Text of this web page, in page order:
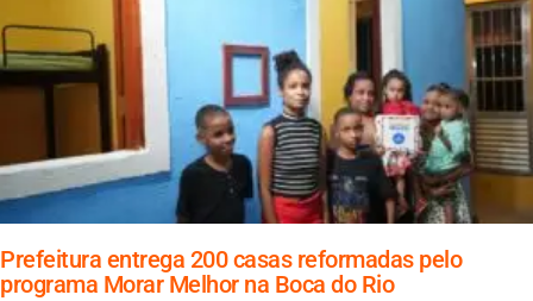
Prefeitura entrega 200 casas reformadas pelo
programa Morar Melhor na Boca do Rio